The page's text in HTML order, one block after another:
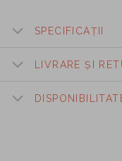
SPECIFICAȚII
LIVRARE ȘI